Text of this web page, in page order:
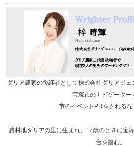
ダリア農家の後継者として株式会社ダリアジ
宝塚市のナビゲーター
市のイベントPRをされるな
農村地ダリアの里に生まれ、17歳のときに宝
台を踏む。